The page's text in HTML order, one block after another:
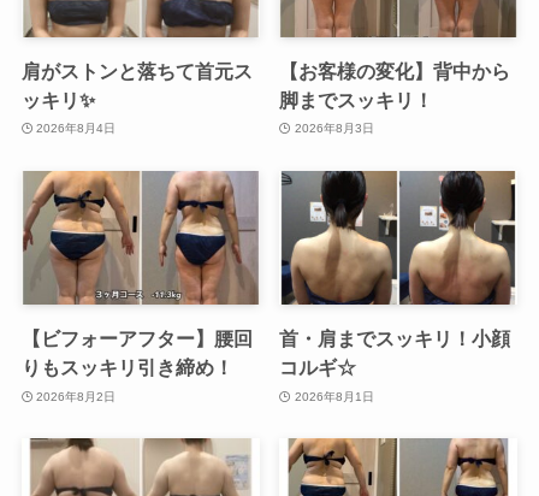
肩がストンと落ちて首元ス
ッキリ✨
2026年8月4日
【お客様の変化】背中から
脚までスッキリ！
2026年8月3日
【ビフォーアフター】腰回
りもスッキリ引き締め！
2026年8月2日
首・肩までスッキリ！小顔
コルギ☆
2026年8月1日